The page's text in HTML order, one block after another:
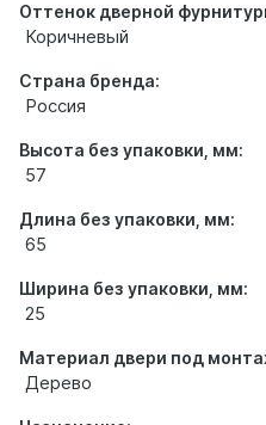
Оттенок дверной
Коричневый
Страна бренда:
Россия
Высота без упаковки, мм:
57
Длина без упаковки, мм:
65
Ширина без упаковки, мм:
25
Материал двери под
Дерево